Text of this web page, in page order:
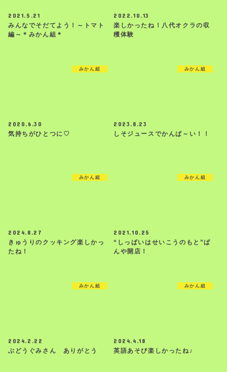
2021.5.21
みんなでそだてよう！～トマト
編～＊みかん組＊
2022.10.13
楽しかったね！八代オクラの収
穫体験
みかん組
2020.6.30
気持ちがひとつに♡
みかん組
2023.8.23
しそジュースでかんぱ～い！！
みかん組
2024.8.27
きゅうりのクッキング楽しかっ
たね！
みかん組
2021.10.25
“しっぱいはせいこうのもと”ぱ
んや開店！
みかん組
2024.2.22
ぶどうぐみさん ありがとう
みかん組
2024.4.18
英語あそび楽しかったね♪